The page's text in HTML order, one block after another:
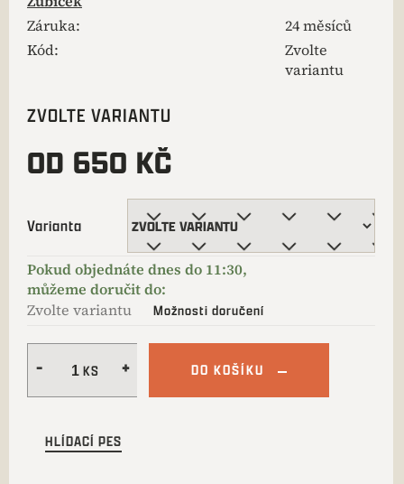
Záruka:
24 měsíců
Kód:
Zvolte
variantu
ZVOLTE VARIANTU
OD 650 KČ
Varianta
Zvolte variantu Možnosti doručení
DO KOŠÍKU
HLÍDACÍ PES